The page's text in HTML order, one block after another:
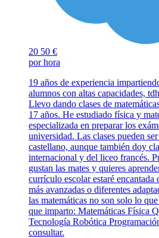
20 50 €
por hora
19 años de experiencia
alumnos con altas capacidades,
Llevo dando clases de
17 años. He estudiado física y
especializada en preparar los
universidad. Las clases pueden
castellano, aunque también doy
internacional y del liceo francés.
gustan las mates y quieres
currículo escolar estaré encantada
más avanzadas o diferentes
las matemáticas no son solo lo
que imparto: Matemáticas Física
Tecnología Robótica
consultar.